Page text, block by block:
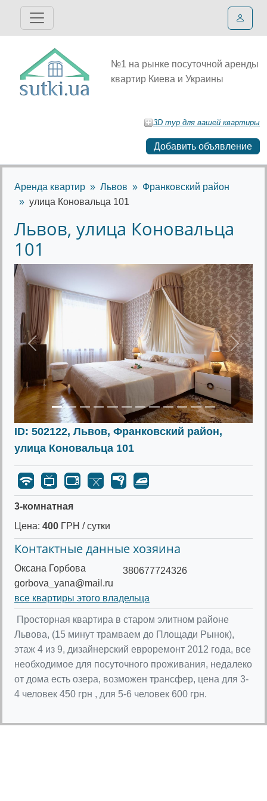
№1 на рынке посуточной аренды
квартир Киева и Украины
3D тур для вашей квартиры
Добавить объявление
Аренда квартир Львов
Франковский район
улица Коновальца 101
Львов, улица Коновальца
101
Предыдущее
ID: 502122, Львов, Франковский район,
улица Коновальца 101
3-комнатная
Цена: 400 ГРН / сутки
Контактные данные хозяина
Оксана Горбова
gorbova_yana@mail.ru
380677724326
все квартиры этого владельца
Просторная квартира в старом элитном районе
Львова, (15 минут трамваем до Площади Рынок),
этаж 4 из 9, дизайнерский евроремонт 2012 года, все
необходимое для посуточного проживания, недалеко
от дома есть озера, возможен трансфер, цена для 3-
4 человек 450 грн , для 5-6 человек 600 грн.